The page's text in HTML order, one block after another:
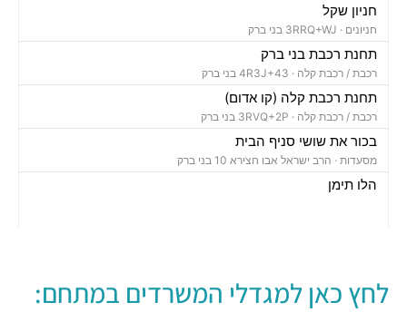
חניון שקל
חניונים ·
תחנת רכבת בני ברק
רכבת / רכבת קלה ·
תחנת רכבת קלה (קו אדום)
רכבת / רכבת קלה ·
בכור את שושי סניף הבית
מסעדות · הרב ישראל אבו חצירא 10 בני ברק
הלו תימן
מסעדות ·רחוב זאב ז'בוטינסקי 158, בני ברק
לחץ כאן למגדלי המשרדים במתחם: